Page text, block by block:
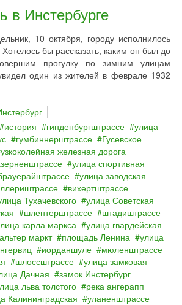
в Инстербурге
10 октября, городу исполнилось
бы рассказать, каким он был до
прогулку по зимним улицам
один из жителей в феврале 1932
история гинденбургштрассе
улица
гумбиннерштрассе
Гусевское
узкоколейная железная дорога
улица спортивная
улица заводская
вихертштрассе
Тухачевского
улица Советская
шлентерштрассе
штадиштрассе
карла маркса
улица гвардейская
альтер маркт площадь Ленина
улица
иорданшуле
мюленштрассе
шлоссштрассе
улица замковая
Дачная
замок Инстербург
льва толстого
река ангерапп
Калининградская
уланенштрассе